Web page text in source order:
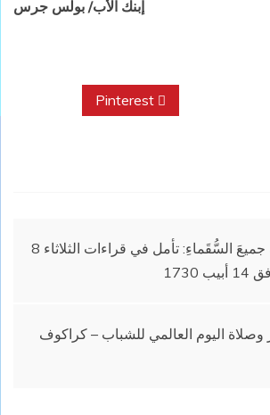
إبنك الأب/ بولس جرس
فأحضَروا إليهِ جميعَ السُّقَماءِ: تأمل في قراءات الثلاثاء 8
اليوم العالمي للشباب – كراكوف